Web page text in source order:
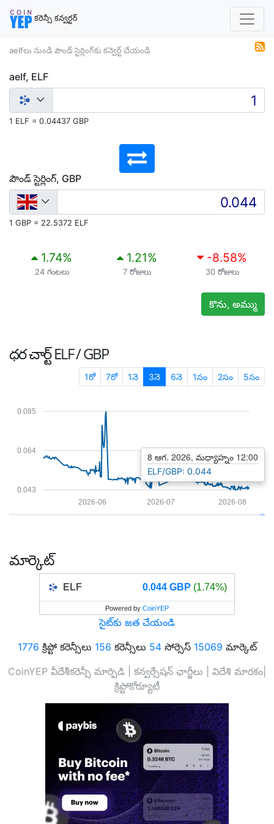
కరెన్సీ కన్వర్టర్
aelfలు నుండి పౌండ్‌ స్టెర్లింగ్‌కు కన్వెర్ట్ చేయండి
aelf, ELF
1 ELF = 0.04437 GBP
పౌండ్‌ స్టెర్లింగ్‌, GBP
1 GBP = 22.5372 ELF
1.74%
24 గంటలు
1.21%
7 రోజులు
-8.58%
30 రోజులు
కొను, అమ్ము
ధర చార్ట్ELF / GBP
1రో 7రో 1నె 3నె 6నె 1సం 2సం 5సం
0.043
0.064
0.085
2026-08
2026-07
2026-06
8 ఆగ. 2026, మధ్యాహ్నం 12:00
ELF/GBP: 0.044
మార్కెట్
ELF 0.044 GBP (1.74%)
Powered by CoinYEP
సైట్‌కు జత చేయండి
1776 క్రిప్టో కరెన్సీలు 156 కరెన్సీలు 54సోర్సెస్ 15069 మార్కెట్
CoinYEP వీదేశీకరెన్సీ మార్పిడి | కన్వర్సేషన్ ఛార్జీలు | విదేశి మారకం|
క్రిప్టోకోర్యూటీ